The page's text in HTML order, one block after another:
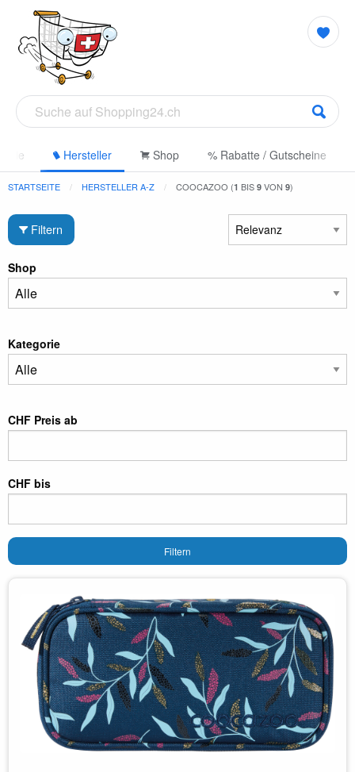
Hersteller Shop % Rabatte / Gutscheine
STARTSEITE HERSTELLER A-Z COOCAZOO (1 BIS 9 VON 9)
Filtern
Shop
Kategorie
CHF Preis ab
CHF bis
Filtern